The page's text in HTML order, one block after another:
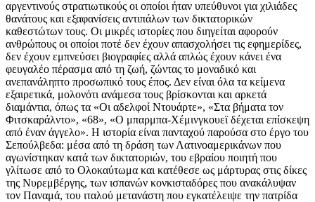
αργεντινούς στρατιωτικούς οι οποίοι ήταν υπεύθυνοι για χιλιάδες
θανάτους και εξαφανίσεις αντιπάλων των δικτατορικών
καθεστώτων τους. Οι μικρές ιστορίες που διηγείται αφορούν
ανθρώπους οι οποίοι ποτέ δεν έχουν απασχολήσει τις εφημερίδες,
δεν έχουν εμπνεύσει βιογραφίες αλλά απλώς έχουν κάνει ένα
φευγαλέο πέρασμα από τη ζωή, ζώντας το μοναδικό και
ανεπανάληπτο προσωπικό τους έπος. Δεν είναι όλα τα κείμενα
εξαιρετικά, μολονότι ανάμεσα τους βρίσκονται και αρκετά
διαμάντια, όπως τα «Οι αδελφοί Ντουάρτε», «Στα βήματα τον
Φιτσκαράλντο», «68», «Ο μπαρμπα-Χέμινγκουεϊ δέχεται επίσκεψη
από έναν άγγελο». Η ιστορία είναι πανταχού παρούσα στο έργο του
Σεπούλβεδα: μέσα από τη δράση των Λατινοαμερικάνων που
αγωνίστηκαν κατά των δικτατοριών, του εβραίου ποιητή που
γλίτωσε από το Ολοκαύτωμα και κατέθεσε ως μάρτυρας στις δίκες
της Νυρεμβέργης, των ισπανών κονκισταδόρες που ανακάλυψαν
τον Παναμά, του ιταλού μετανάστη που εγκατέλειψε την πατρίδα